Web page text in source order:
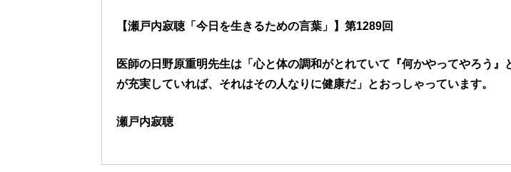
【瀬戸内寂聴「今日を生きるための言葉」】第1289回
医師の日野原重明先生は「心と体の調和がとれていて『何かやってやろう』
が充実していれば、それはその人なりに健康だ」とおっしゃっています。
瀬戸内寂聴